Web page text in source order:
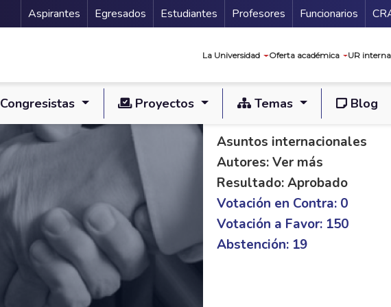
Menu Secundario
Aspirantes Egresados Estudiantes Profesores Funcionarios
La Universidad Oferta académica UR
Congresistas Proyectos Temas Blog
PL C 306/19 S 137/
Asuntos internacionales
Autores: Ver más
Resultado: Aprobado
Votación en Contra: 0
Votación a Favor: 150
Abstención: 19